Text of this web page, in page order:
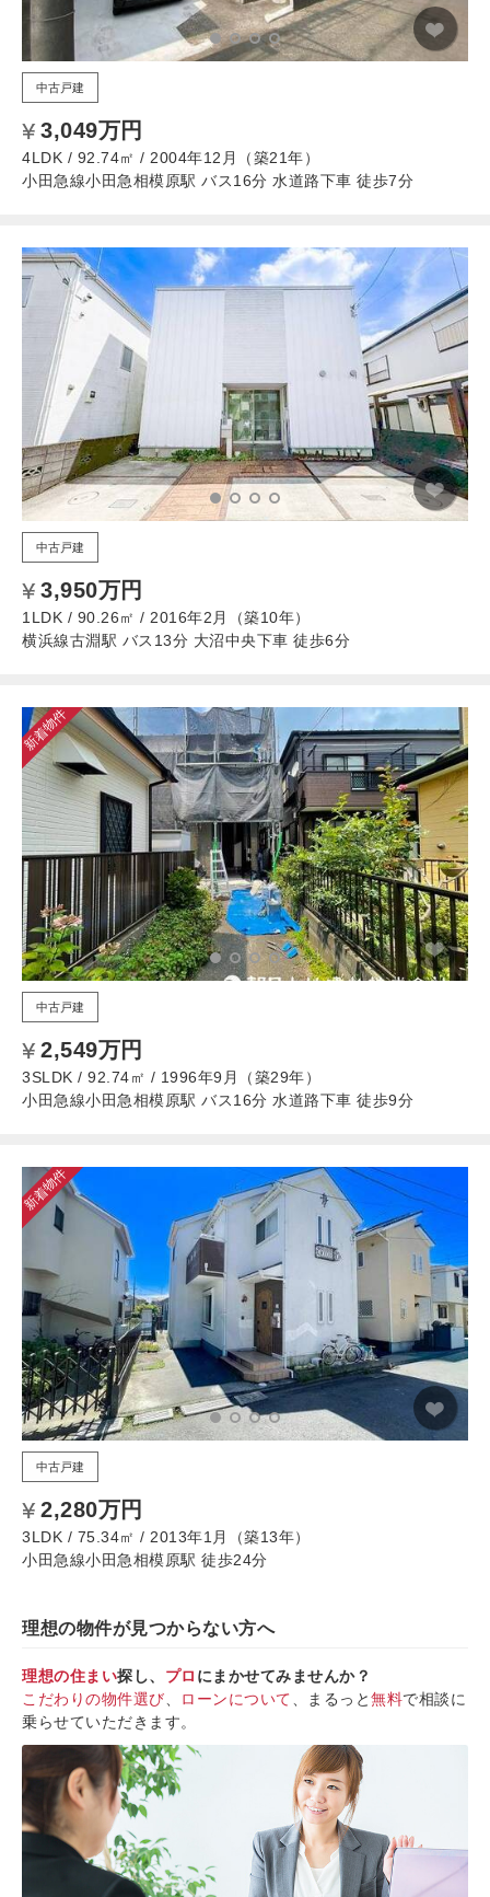
中古戸建
3,049万円
4LDK / 92.74㎡ / 2004年12月（築21年）
小田急線小田急相模原駅 バス16分 水道路下車 徒歩7分
中古戸建
3,950万円
1LDK / 90.26㎡ / 2016年2月（築10年）
横浜線古淵駅 バス13分 大沼中央下車 徒歩6分
新着物件
中古戸建
2,549万円
3SLDK / 92.74㎡ / 1996年9月（築29年）
小田急線小田急相模原駅 バス16分 水道路下車 徒歩9分
新着物件
中古戸建
2,280万円
3LDK / 75.34㎡ / 2013年1月（築13年）
小田急線小田急相模原駅 徒歩24分
理想の物件が見つからない方へ
理想の住まい探し、 プロ にまかせてみませんか？
こだわりの物件選び
ローンについて 、まるっと無料で相談に
乗らせていただきます。